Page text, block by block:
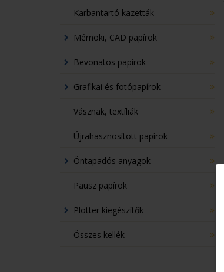
Karbantartó kazetták
Mérnöki, CAD papírok
Bevonatos papírok
Grafikai és fotópapírok
Vásznak, textíliák
Újrahasznosított papírok
Öntapadós anyagok
Pausz papírok
Plotter kiegészítők
Összes kellék